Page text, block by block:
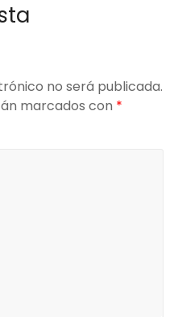
no será publicada.
marcados con *